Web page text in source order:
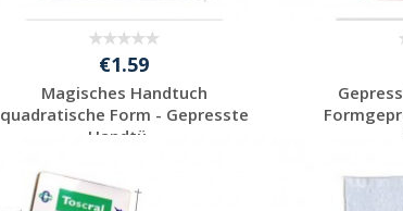
€1.59
Magisches Handtuch
quadratische Form - Gepresste
Handtü...
Werbeartikel
anfragen